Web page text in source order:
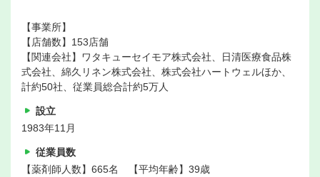
【事業所】
【店舗数】153店舗
【関連会社】ワタキューセイモア株式会社、日清医療食品株
式会社、綿久リネン株式会社、株式会社ハートウェルほか、
計約50社、従業員総合計約5万人
設立
1983年11月
従業員数
【薬剤師人数】665名 【平均年齢】39歳